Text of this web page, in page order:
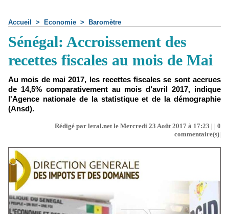
Accueil > Economie > Baromètre
Sénégal: Accroissement des
recettes fiscales au mois de Mai
Au mois de mai 2017, les recettes fiscales se sont accrues
de 14,5% comparativement au mois d’avril 2017, indique
l'Agence nationale de la statistique et de la démographie
(Ansd).
Rédigé par leral.net le Mercredi 23 Août 2017 à 17:23 | | 0
commentaire(s)|